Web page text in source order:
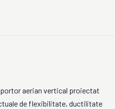
aerian vertical proiectat
de flexibilitate, ductilitate